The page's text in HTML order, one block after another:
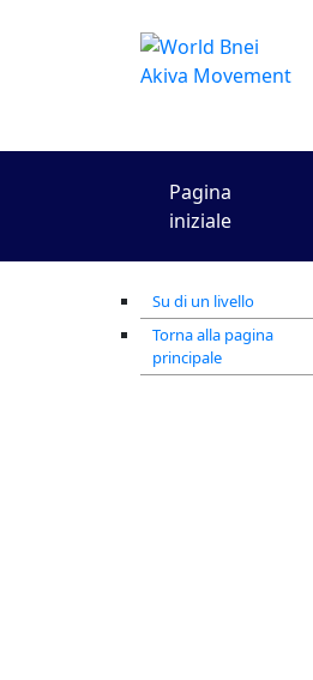
Pagina
iniziale
Su di un livello
Torna alla pagina
principale